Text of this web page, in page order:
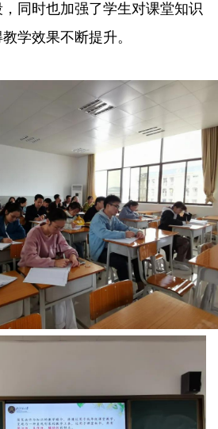
同时也加强了学生对课堂知识
学效果不断提升。